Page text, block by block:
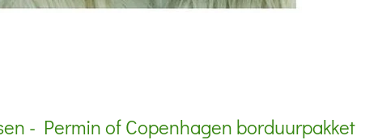
- Permin of Copenhagen borduurpakket